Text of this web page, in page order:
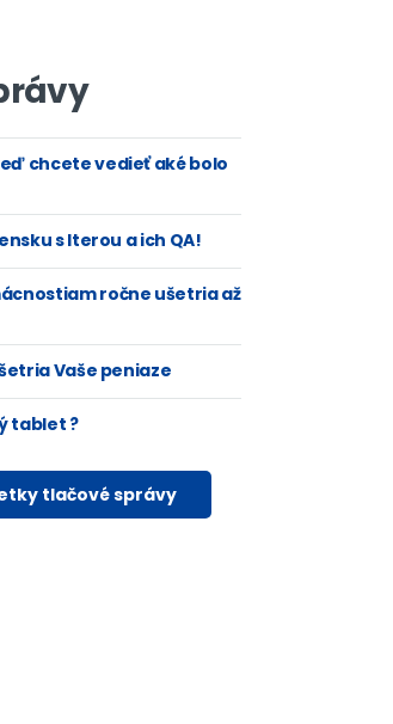
chcete vedieť aké bolo
s Iterou a ich QA!
ročne ušetria až
Vaše peniaze
tablet ?
tlačové správy